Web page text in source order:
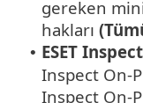
gereken
hakları
• ESET
Inspect On-
Inspect On-